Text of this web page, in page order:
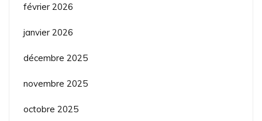
février 2026
janvier 2026
décembre 2025
novembre 2025
octobre 2025